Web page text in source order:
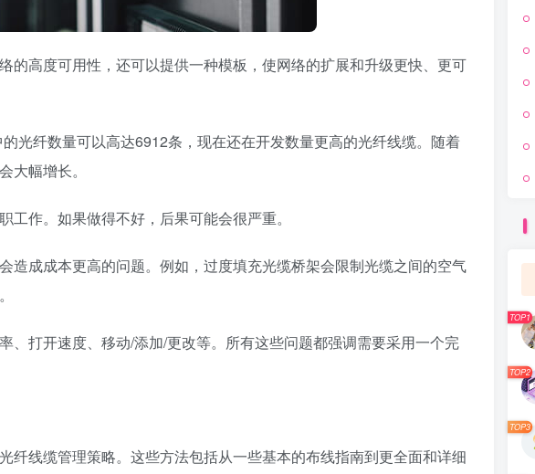
的高度可用性，还可以提供一种模板，使网络的扩展和升级更快、更可
光纤数量可以高达6912条，现在还在开发数量更高的光纤线缆。随着
大幅增长。
作。如果做得不好，后果可能会很严重。
造成成本更高的问题。例如，过度填充光缆桥架会限制光缆之间的空气
、打开速度、移动/添加/更改等。所有这些问题都强调需要采用一个完
纤线缆管理策略。这些方法包括从一些基本的布线指南到更全面和详细
TOP1
TOP2
TOP3